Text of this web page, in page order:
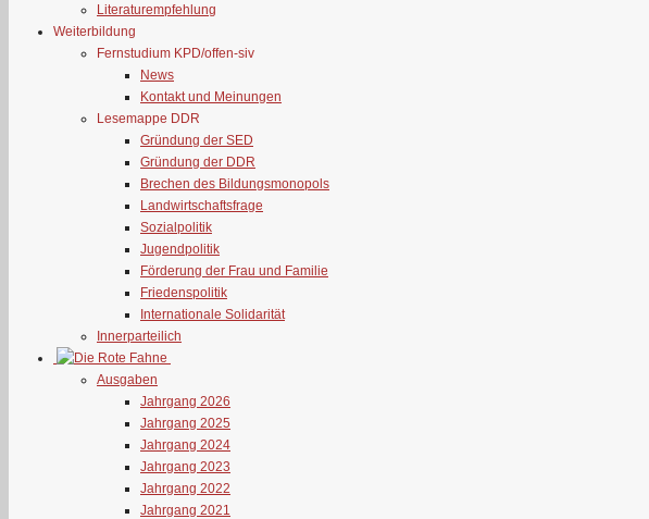
Literaturempfehlung
Weiterbildung
Fernstudium KPD/offen-siv
News
Kontakt und Meinungen
Lesemappe DDR
Gründung der SED
Gründung der DDR
Brechen des Bildungsmonopols
Landwirtschaftsfrage
Sozialpolitik
Jugendpolitik
Förderung der Frau und Familie
Friedenspolitik
Internationale Solidarität
Innerparteilich
Ausgaben
Jahrgang 2026
Jahrgang 2025
Jahrgang 2024
Jahrgang 2023
Jahrgang 2022
Jahrgang 2021